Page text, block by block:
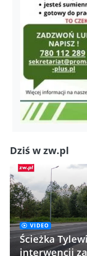
Dziś w zw.pl
VIDEO
Ścieżka
interwencji